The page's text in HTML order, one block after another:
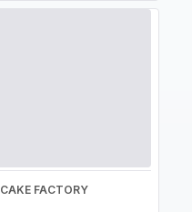
CAKE FACTORY